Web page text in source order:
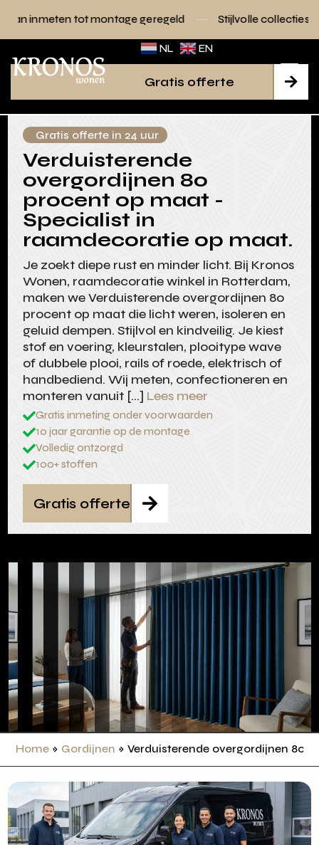
montage geregeld Stijlvolle collecties voor elk interieur
NL EN

Gratis offerte
Gratis offerte in 24 uur
Verduisterende
overgordijnen 80
procent op maat -
Specialist in
raamdecoratie op maat.
Je zoekt diepe rust en minder licht. Bij Kronos
Wonen, raamdecoratie winkel in Rotterdam,
maken we Verduisterende overgordijnen 80
procent op maat die licht weren, isoleren en
geluid dempen. Stijlvol en kindveilig. Je kiest
stof en voering, kleurstalen, plooitype wave
of dubbele plooi, rails of roede, elektrisch of
handbediend. Wij meten, confectioneren en
monteren vanuit […] Lees meer
Gratis inmeting onder voorwaarden
10 jaar garantie op de montage
Volledig ontzorgd
100+ stoffen

Gratis offerte
Home » Gordijnen »Verduisterende overgordijnen 80